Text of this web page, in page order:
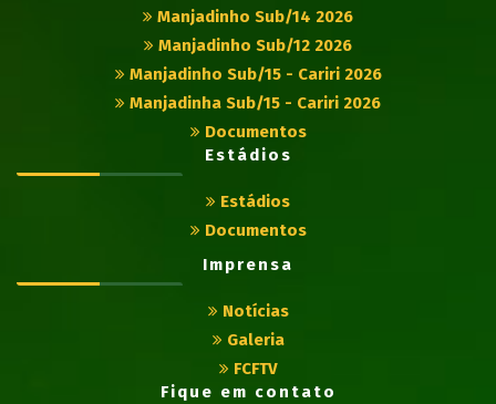
Manjadinho Sub/14 2026
Manjadinho Sub/12 2026
Manjadinho Sub/15 - Cariri 2026
Manjadinha Sub/15 - Cariri 2026
Documentos
Estádios
Estádios
Documentos
Imprensa
Notícias
Galeria
FCFTV
Fique em contato